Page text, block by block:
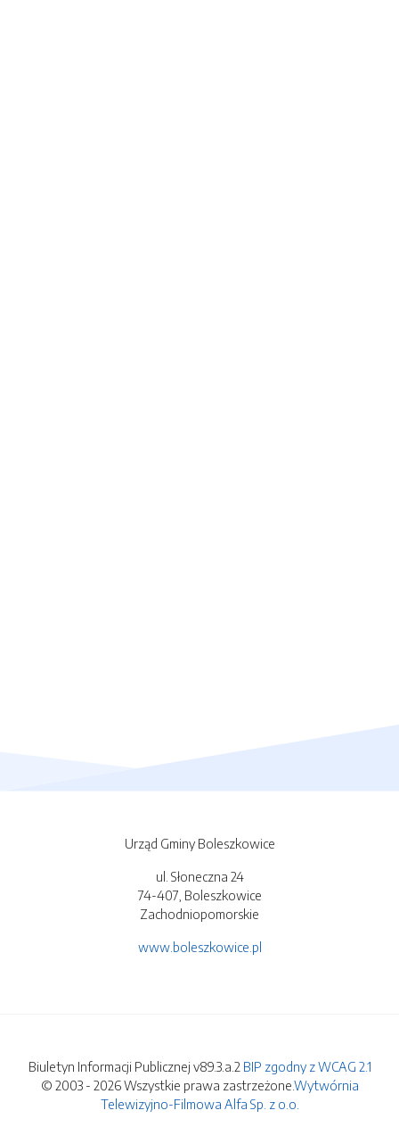
Urząd Gminy Boleszkowice
ul. Słoneczna 24
74-407, Boleszkowice
Zachodniopomorskie
www.boleszkowice.pl
Biuletyn Informacji Publicznej v89.3.a.2 BIP zgodny z WCAG 2.1
© 2003 - 2026 Wszystkie prawa zastrzeżone.Wytwórnia
Telewizyjno-Filmowa Alfa Sp. z o.o.